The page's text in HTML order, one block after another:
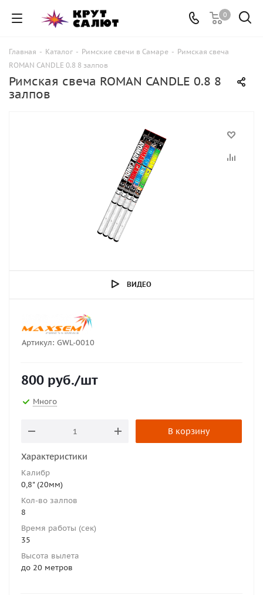
0
Главная - Каталог - Римские свечи в Самаре - Римская свеча
ROMAN CANDLE 0.8 8 залпов
Римская свеча ROMAN CANDLE 0.8 8
залпов
ВИДЕО
Артикул: GWL-0010
800 руб./шт
Много
В корзину
Характеристики
Калибр
0,8" (20мм)
Кол-во залпов
8
Время работы (сек)
35
Высота вылета
до 20 метров